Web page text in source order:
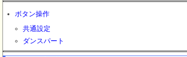
ボタン操作
共通設定
ダンスパート